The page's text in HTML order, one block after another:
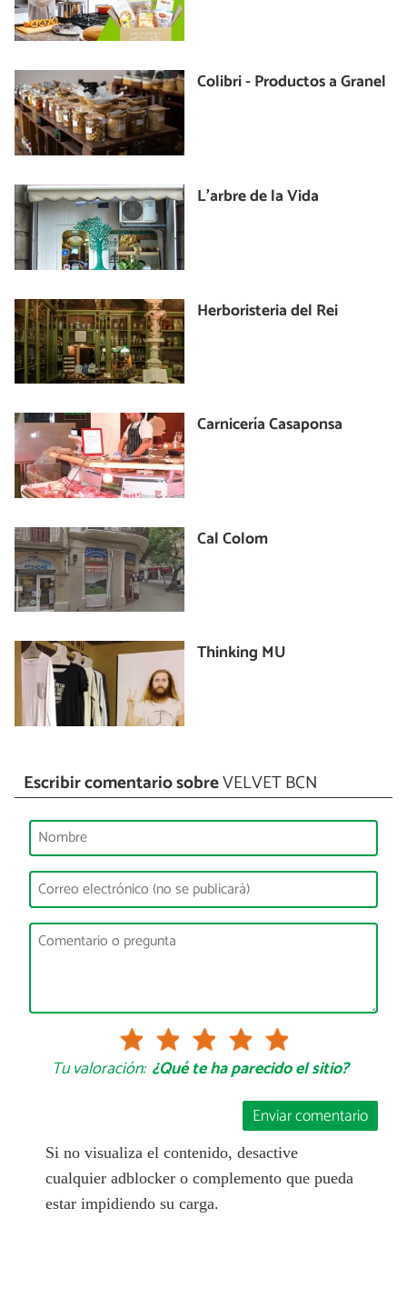
Colibri - Productos a Granel
L'arbre de la Vida
Herboristeria del Rei
Carnicería Casaponsa
Cal Colom
Thinking MU
Escribir comentario sobreVELVET BCN
Tu valoración: ¿Qué te ha parecido el sitio?
Enviar comentario
Si no visualiza el contenido, desactive
cualquier adblocker o complemento que pueda
estar impidiendo su carga.